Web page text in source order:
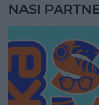
NASI